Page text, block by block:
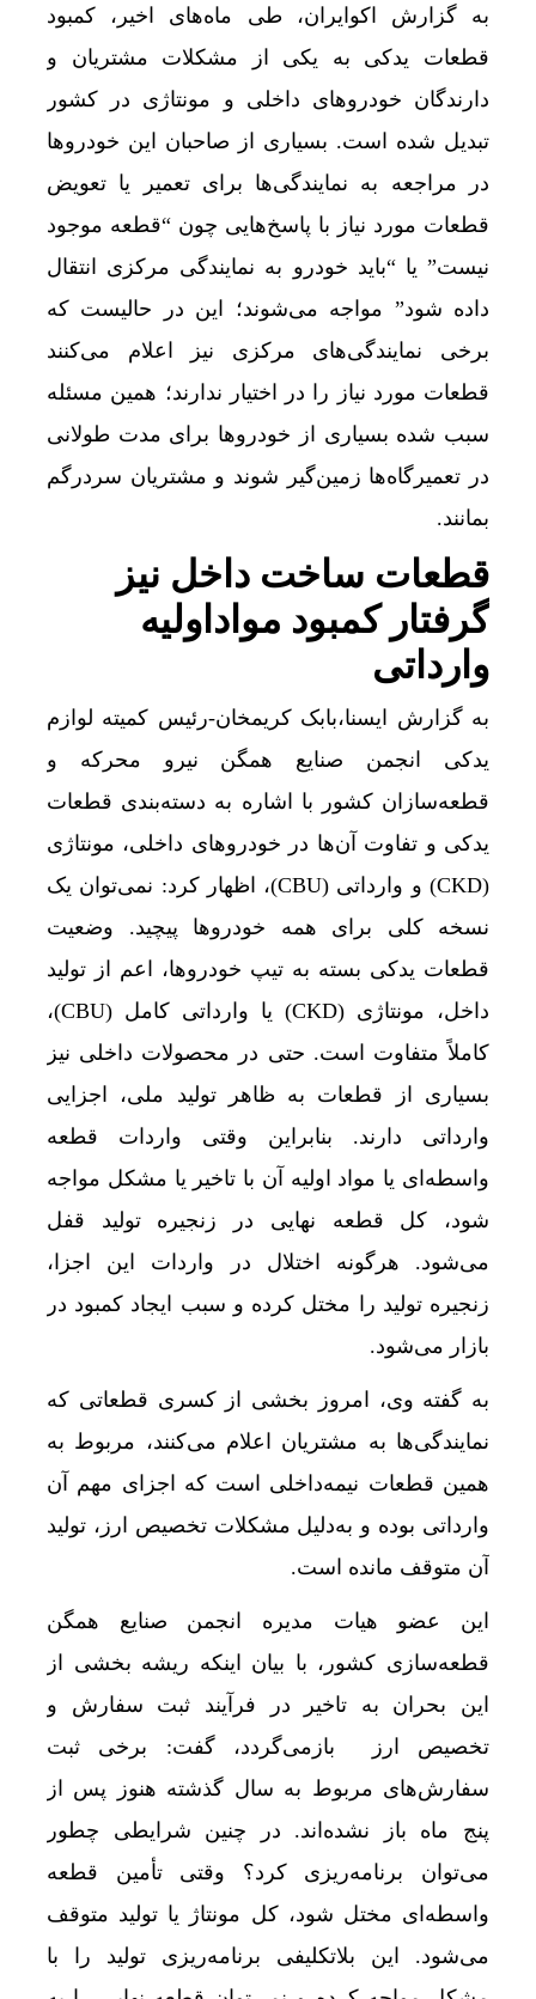
به گزارش اکوایران، طی ماه‌های اخیر، کمبود
قطعات یدکی به یکی از مشکلات مشتریان و
دارندگان خودروهای داخلی و مونتاژی در کشور
تبدیل شده است. بسیاری از صاحبان این خودروها
در مراجعه به نمایندگی‌ها برای تعمیر یا تعویض
قطعات مورد نیاز با پاسخ‌هایی چون “قطعه موجود
نیست” یا “باید خودرو به نمایندگی مرکزی انتقال
داده شود” مواجه می‌شوند؛ این در حالیست که
برخی نمایندگی‌های مرکزی نیز اعلام می‌کنند
قطعات مورد نیاز را در اختیار ندارند؛ همین مسئله
سبب شده بسیاری از خودروها برای مدت طولانی
در تعمیرگاه‌ها زمین‌گیر شوند و مشتریان سردرگم
بمانند.
قطعات ساخت داخل نیز
گرفتار کمبود مواداولیه
وارداتی
به گزارش ایسنا،بابک کریمخان-رئیس کمیته لوازم
یدکی انجمن صنایع همگن نیرو محرکه و
قطعه‌سازان کشور با اشاره به دسته‌بندی قطعات
یدکی و تفاوت آن‌ها در خودروهای داخلی، مونتاژی
(CKD) و وارداتی (CBU)، اظهار کرد: نمی‌توان یک
نسخه کلی برای همه خودروها پیچید. وضعیت
قطعات یدکی بسته به تیپ خودروها، اعم از تولید
داخل، مونتاژی (CKD) یا وارداتی کامل (CBU)،
کاملاً متفاوت است. حتی در محصولات داخلی نیز
بسیاری از قطعات به ظاهر تولید ملی، اجزایی
وارداتی دارند. بنابراین وقتی واردات قطعه
واسطه‌ای یا مواد اولیه آن با تاخیر یا مشکل مواجه
شود، کل قطعه نهایی در زنجیره تولید قفل
می‌شود. هرگونه اختلال در واردات این اجزا،
زنجیره تولید را مختل کرده و سبب ایجاد کمبود در
بازار می‌شود.
به گفته وی، امروز بخشی از کسری قطعاتی که
نمایندگی‌ها به مشتریان اعلام می‌کنند، مربوط به
همین قطعات نیمه‌داخلی است که اجزای مهم آن
وارداتی بوده و به‌دلیل مشکلات تخصیص ارز، تولید
آن متوقف مانده است.
این عضو هیات مدیره انجمن صنایع همگن
قطعه‌سازی کشور، با بیان اینکه ریشه بخشی از
این بحران به تاخیر در فرآیند ثبت سفارش و
تخصیص ارز بازمی‌گردد، گفت: برخی ثبت
سفارش‌های مربوط به سال گذشته هنوز پس از
پنج ماه باز نشده‌اند. در چنین شرایطی چطور
می‌توان برنامه‌ریزی کرد؟ وقتی تأمین قطعه
واسطه‌ای مختل شود، کل مونتاژ یا تولید متوقف
می‌شود. این بلاتکلیفی برنامه‌ریزی تولید را با